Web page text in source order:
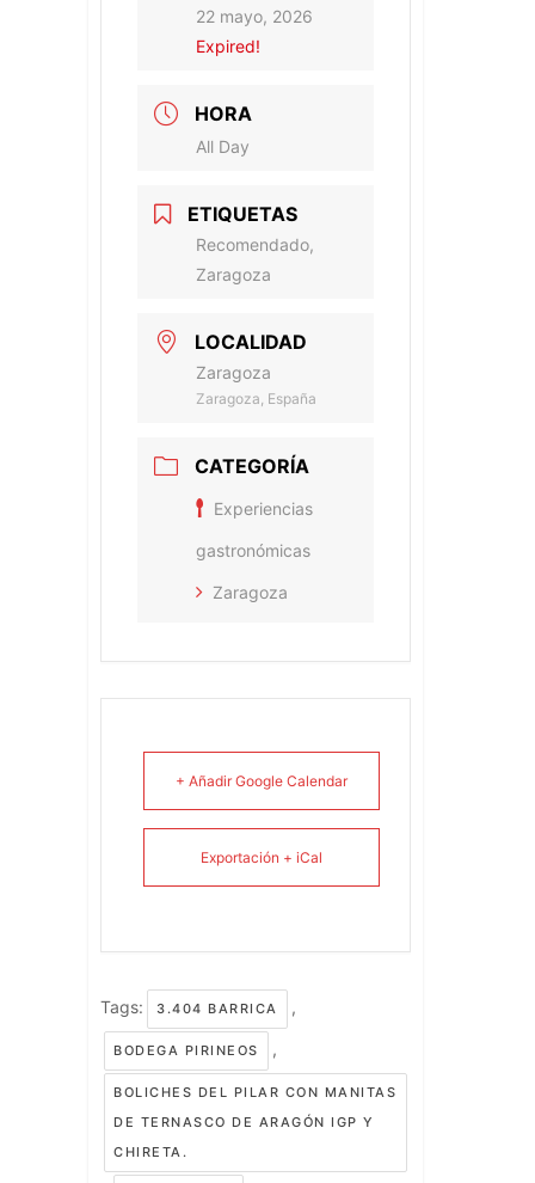
22 mayo, 2026
Expired!
HORA
All Day
ETIQUETAS
Recomendado,
Zaragoza
LOCALIDAD
Zaragoza
Zaragoza, España
CATEGORÍA
Experiencias
gastronómicas
Zaragoza
+ Añadir Google Calendar
Exportación + iCal
Tags: 3.404 BARRICA ,
BODEGA PIRINEOS ,
BOLICHES DEL PILAR CON MANITAS
DE TERNASCO DE ARAGÓN IGP Y
CHIRETA.